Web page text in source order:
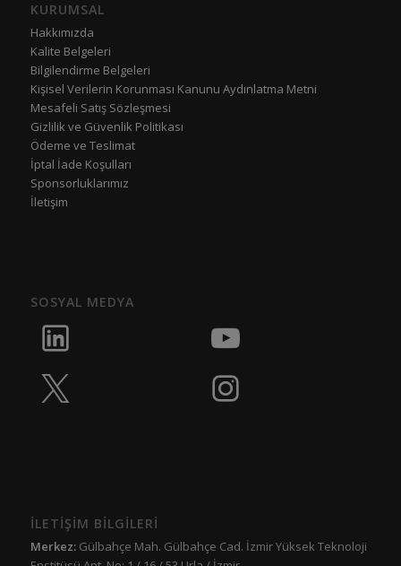
KURUMSAL
Hakkımızda
Kalite Belgeleri
Bilgilendirme Belgeleri
Kişisel Verilerin Korunması Kanunu Aydınlatma Metni
Mesafeli Satış Sözleşmesi
Gizlilik ve Güvenlik Politikası
Ödeme ve Teslimat
İptal İade Koşulları
Sponsorluklarımız
İletişim
SOSYAL MEDYA
İLETİŞİM BİLGİLERİ
Merkez:Gülbahçe Mah. Gülbahçe Cad. İzmir Yüksek Teknoloji